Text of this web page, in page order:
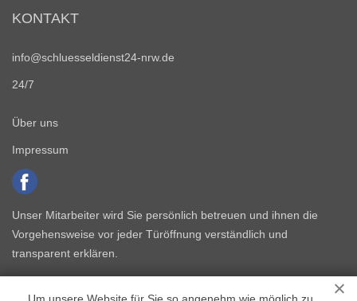
KONTAKT
info@schluesseldienst24-nrw.de
24/7
Über uns
Impressum
Unser Mitarbeiter wird Sie persönlich betreuen und ihnen die
Vorgehensweise vor jeder Türöffnung verständlich und
transparent erklären.